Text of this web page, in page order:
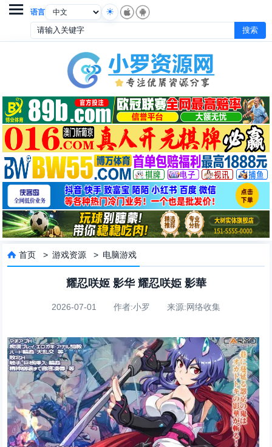
语言

 首页 >游戏资源 > 电脑游戏
耀忍咲姬 影华 耀忍咲姫 影華
2026-07-01 作者:小罗 来源:网络收集